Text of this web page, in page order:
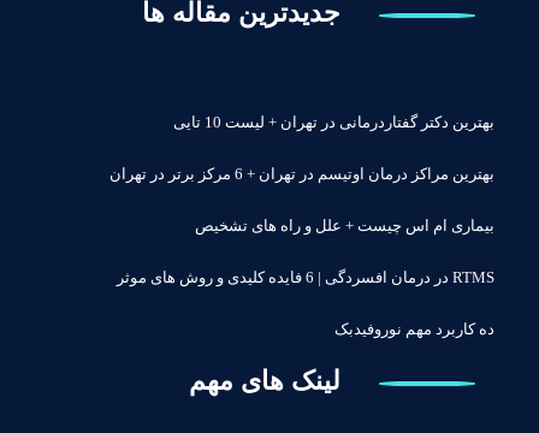
جدیدترین مقاله ها
بهترین دکتر گفتاردرمانی در تهران + لیست 10 تایی
بهترین مراکز درمان اوتیسم در تهران + 6 مرکز برتر در تهران
بیماری ام اس چیست + علل و راه های تشخیص
RTMS در درمان افسردگی | 6 فایده کلیدی و روش های موثر
ده کاربرد مهم نوروفیدبک
لینک های مهم